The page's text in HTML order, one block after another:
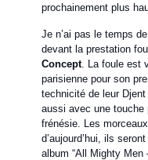
prochainement plus
Je n’ai pas le temps
devant la prestation
Concept. La foule est
parisienne pour son
technicité de leur
aussi avec une touche
frénésie. Les
d’aujourd’hui, ils
album “All Mighty Men